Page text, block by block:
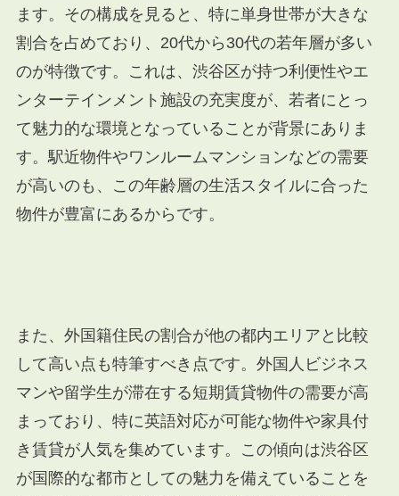
ます。その構成を見ると、特に単身世帯が大きな
割合を占めており、20代から30代の若年層が多い
のが特徴です。これは、渋谷区が持つ利便性やエ
ンターテインメント施設の充実度が、若者にとっ
て魅力的な環境となっていることが背景にありま
す。駅近物件やワンルームマンションなどの需要
が高いのも、この年齢層の生活スタイルに合った
物件が豊富にあるからです。
また、外国籍住民の割合が他の都内エリアと比較
して高い点も特筆すべき点です。外国人ビジネス
マンや留学生が滞在する短期賃貸物件の需要が高
まっており、特に英語対応が可能な物件や家具付
き賃貸が人気を集めています。この傾向は渋谷区
が国際的な都市としての魅力を備えていることを